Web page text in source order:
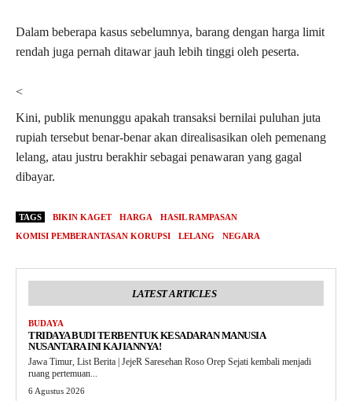
Dalam beberapa kasus sebelumnya, barang dengan harga limit
rendah juga pernah ditawar jauh lebih tinggi oleh peserta.
<
Kini, publik menunggu apakah transaksi bernilai puluhan juta
rupiah tersebut benar-benar akan direalisasikan oleh pemenang
lelang, atau justru berakhir sebagai penawaran yang gagal
dibayar.
TAGS BIKIN KAGET HARGA
HASIL RAMPASAN
KOMISI PEMBERANTASAN KORUPSI
LELANG NEGARA
LATEST ARTICLES
BUDAYA
TRIDAYA BUDI TERBENTUK KESADARAN MANUSIA
NUSANTARA INI KAJIANNYA!
Jawa Timur, List Berita | JejeR Saresehan Roso Orep Sejati kembali menjadi
ruang pertemuan...
6 Agustus 2026